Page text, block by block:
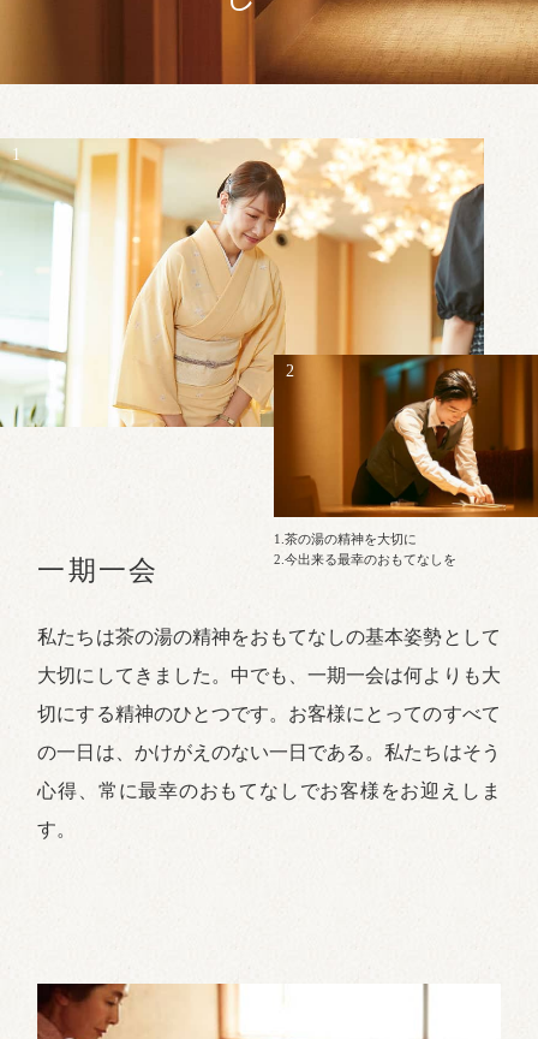
1
一期一会
私たちは茶の湯の精神をおもてなしの基本姿勢として
大切にしてきました。中でも、一期一会は何よりも大
切にする精神のひとつです。お客様にとってのすべて
の一日は、かけがえのない一日である。私たちはそう
心得、常に最幸のおもてなしでお客様をお迎えしま
す。
2
1.茶の湯の精神を大切に
2.今出来る最幸のおもてなしを